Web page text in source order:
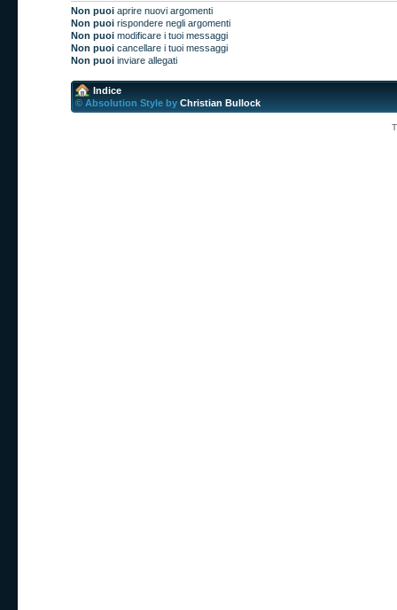
Non puoi aprire nuovi argomenti
Non puoi rispondere negli argomenti
Non puoi modificare i tuoi messaggi
Non puoi cancellare i tuoi messaggi
Non puoi inviare allegati
Indice
© Absolution Style by Christian Bullock